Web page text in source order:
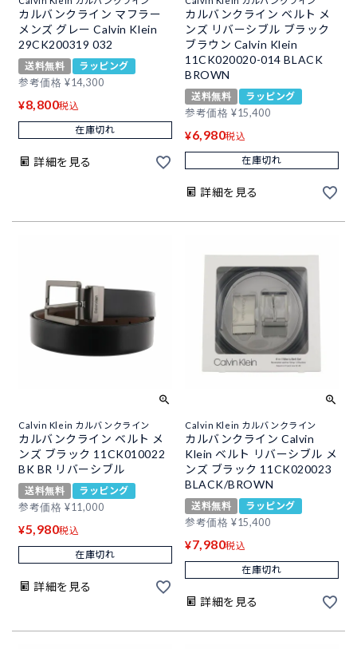
カルバンクライン マフラー
メンズ グレー Calvin Klein
29CK200319 032
送料無料
ラッピング
参考価格 ¥14,300
¥8,800税込
在庫切れ
詳細を見る
カルバンクライン ベルト メ
ンズ リバーシブル ブラック
ブラウン Calvin Klein
11CK020020-014 BLACK
BROWN
送料無料
ラッピング
参考価格 ¥15,400
¥6,980税込
在庫切れ
詳細を見る
Calvin Klein カルバンクライン
カルバンクライン ベルト メ
ンズ ブラック 11CK010022
BK BR リバーシブル
送料無料
ラッピング
参考価格 ¥11,000
¥5,980税込
在庫切れ
詳細を見る
Calvin Klein カルバンクライン
カルバンクライン Calvin
Klein ベルト リバーシブル メ
ンズ ブラック 11CK020023
BLACK/BROWN
送料無料
ラッピング
参考価格 ¥15,400
¥7,980税込
在庫切れ
詳細を見る